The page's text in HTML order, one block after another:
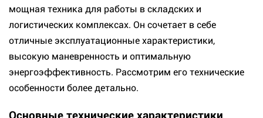
мощная техника для работы в складских и
логистических комплексах. Он сочетает в себе
отличные эксплуатационные характеристики,
высокую маневренность и оптимальную
энергоэффективность. Рассмотрим его технические
особенности более детально.